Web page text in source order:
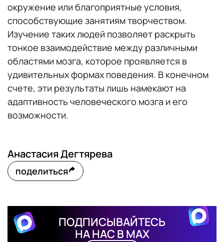
окружение или благоприятные условия,
способствующие занятиям творчеством.
Изучение таких людей позволяет раскрыть
тонкое взаимодействие между различными
областями мозга, которое проявляется в
удивительных формах поведения. В конечном
счете, эти результаты лишь намекают на
адаптивность человеческого мозга и его
возможности.
Анастасия Дегтярева
поделиться
ПОДПИСЫВАЙТЕСЬ
НА НАС В MAX